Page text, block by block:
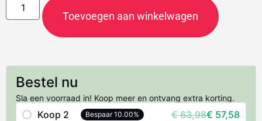
Toevoegen aan winkelwagen
Bestel nu
Sla een voorraad in! Koop meer en ontvang extra korting.
Koop 2 Bespaar 10.00% €63,98€ 57,58